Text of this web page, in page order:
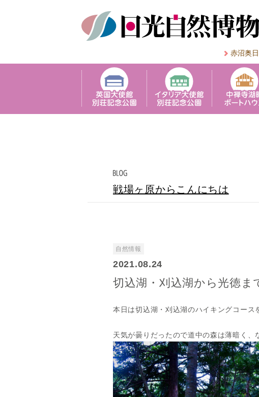
赤沼奥
戦場ヶ原からこんにちは
自然情報
2021.08.24
切込湖・刈込湖から光徳
本日は切込湖・刈込湖のハイキングコース
天気が曇りだったので道中の森は薄暗く、